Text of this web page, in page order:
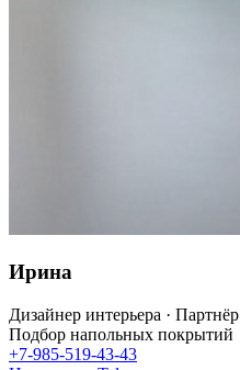
Ирина
Дизайнер интерьера · Партнёр
Подбор напольных покрытий
+7-985-519-43-43